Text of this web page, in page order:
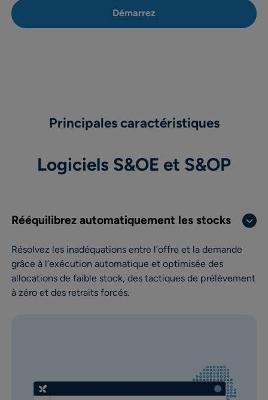
Démarrez
Principales caractéristiques
Logiciels S&OE et S&OP
Rééquilibrez automatiquement les stocks
Résolvez les inadéquations entre l’offre et la demande
grâce à l’exécution automatique et optimisée des
allocations de faible stock, des tactiques de prélèvement
à zéro et des retraits forcés.